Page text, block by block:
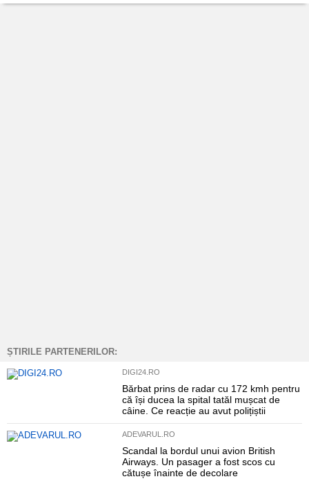
ȘTIRILE PARTENERILOR:
DIGI24.RO
Bărbat prins de radar cu 172 kmh pentru
că își ducea la spital tatăl mușcat de
câine. Ce reacție au avut polițiștii
ADEVARUL.RO
Scandal la bordul unui avion British
Airways. Un pasager a fost scos cu
cătușe înainte de decolare